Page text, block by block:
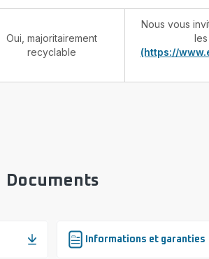
Oui, majoritairement
recyclable
Nous vous
(https://
Documents
Informations et garanties